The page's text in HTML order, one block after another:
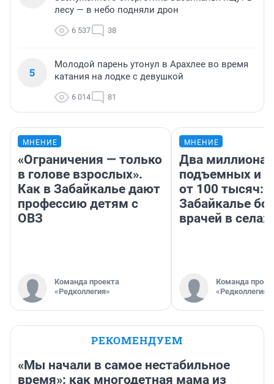
лесу — в небо подняли дрон
6 537 38
5
Молодой парень утонул в Арахлее во время
катания на лодке с девушкой
6 014 81
МНЕНИЕ
«Ограничения — только
в голове взрослых».
Как в Забайкалье дают
профессию детям с
ОВЗ
Команда проекта
«Редколлегия»
МНЕНИЕ
Два миллиона
подъемных и
от 100 тысяч:
Забайкалье
врачей в селах
Команда
«Редколлегия»
РЕКОМЕНДУЕМ
«Мы начали в самое нестабильное
время»: как многодетная мама из